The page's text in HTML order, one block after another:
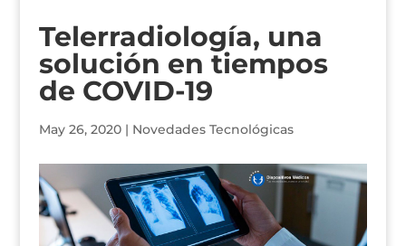
Telerradiología, una
solución en tiempos
de COVID-19
May 26, 2020| Novedades Tecnológicas